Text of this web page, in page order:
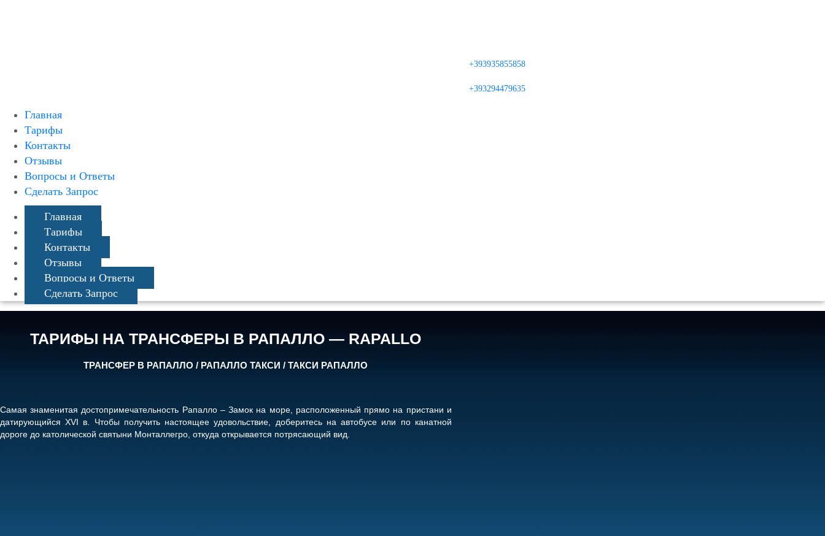
+393935855858
+393294479635
Главная
Тарифы
Контакты
Отзывы
Вопросы и Ответы
Сделать Запрос
Главная
Тарифы
Контакты
Отзывы
Вопросы и Ответы
Сделать Запрос
ТАРИФЫ НА ТРАНСФЕРЫ В РАПАЛЛО — RAPALLO
ТРАНСФЕР В РАПАЛЛО / РАПАЛЛО ТАКСИ / ТАКСИ РАПАЛЛО
Самая знаменитая достопримечательность Рапалло – Замок на море, расположенный прямо на пристани и
датирующийся XVI в. Чтобы получить настоящее удовольствие, доберитесь на автобусе или по канатной
дороге до католической святыни Монталлегро, откуда открывается потрясающий вид.